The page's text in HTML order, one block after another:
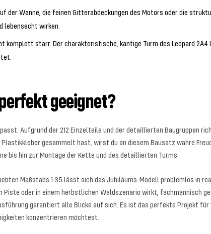
der Wanne, die feinen Gitterabdeckungen des Motors oder die
lebensecht wirken.
komplett starr. Der charakteristische, kantige Turm des Leopard 2A4
geeignet?
Aufgrund der 212 Einzelteile und der detaillierten Baugruppen
gesammelt hast, wirst du an diesem Bausatz wahre
bis hin zur Montage der Kette und des detaillierten Turms.
Maßstabs 1:35 lässt sich das Jubiläums-Modell problemlos in
oder in einem herbstlichen Waldszenario wirkt, fachmännisch
garantiert alle Blicke auf sich. Es ist das perfekte Projekt für
konzentrieren möchtest.